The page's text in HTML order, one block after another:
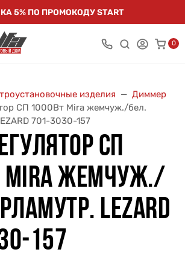
5% ПО ПРОМОКОДУ START
0
изделия
Диммер
СП 1000Вт Mira жемчуж./бел.
701-3030-157
СП
MIRA ЖЕМЧУЖ./
LEZARD
157